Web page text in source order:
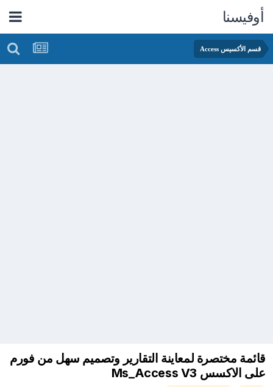
أوفيسنا
قسم الأكسيس Access
قائمة مختصرة لمعاينة التقارير وتصميم سهل من فورم
على الاكسس Ms_Access V3